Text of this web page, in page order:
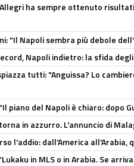
ha sempre ottenuto
"Il Napoli sembra più debole
Napoli indietro: la sfida
tutti: "Anguissa? Lo
piano del Napoli è chiaro: dopo
in azzurro. L'annuncio di
l'addio: dall'America all'Arabia,
in MLS o in Arabia. Se